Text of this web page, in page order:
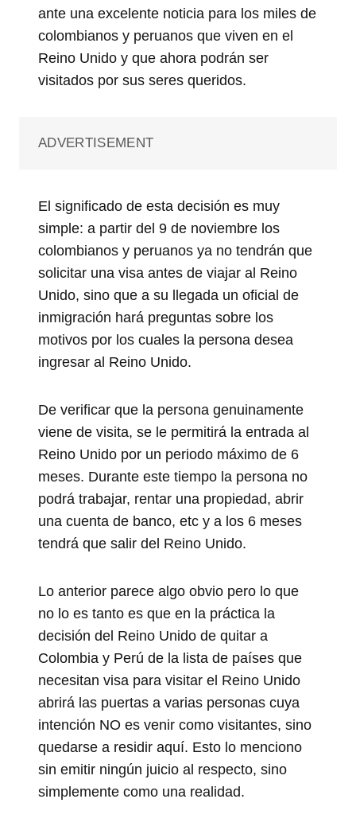
ante una excelente noticia para los miles de
colombianos y peruanos que viven en el
Reino Unido y que ahora podrán ser
visitados por sus seres queridos.
ADVERTISEMENT
El significado de esta decisión es muy
simple: a partir del 9 de noviembre los
colombianos y peruanos ya no tendrán que
solicitar una visa antes de viajar al Reino
Unido, sino que a su llegada un oficial de
inmigración hará preguntas sobre los
motivos por los cuales la persona desea
ingresar al Reino Unido.
De verificar que la persona genuinamente
viene de visita, se le permitirá la entrada al
Reino Unido por un periodo máximo de 6
meses. Durante este tiempo la persona no
podrá trabajar, rentar una propiedad, abrir
una cuenta de banco, etc y a los 6 meses
tendrá que salir del Reino Unido.
Lo anterior parece algo obvio pero lo que
no lo es tanto es que en la práctica la
decisión del Reino Unido de quitar a
Colombia y Perú de la lista de países que
necesitan visa para visitar el Reino Unido
abrirá las puertas a varias personas cuya
intención NO es venir como visitantes, sino
quedarse a residir aquí. Esto lo menciono
sin emitir ningún juicio al respecto, sino
simplemente como una realidad.